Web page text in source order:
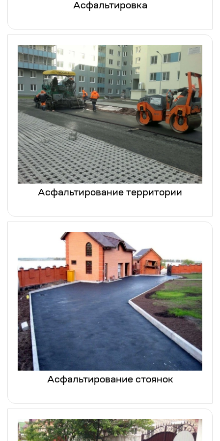
Асфальтировка
Асфальтирование территории
Асфальтирование стоянок